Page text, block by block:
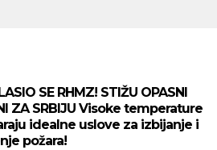
SE RHMZ! STIŽU OPASNI
ZA SRBIJU Visoke temperature
idealne uslove za izbijanje i
požara!